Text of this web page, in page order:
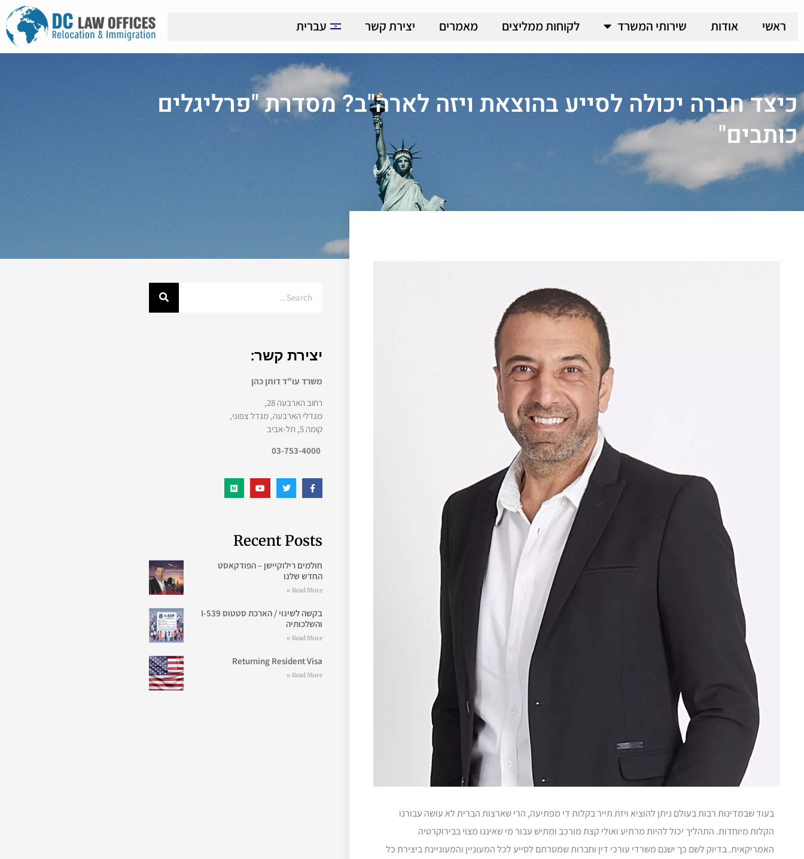
ראשי אודות שירותי המשרד לקוחות ממליצים מאמרים יצירת קשר עברית
כיצד חברה יכולה לסייע בהוצאת ויזה לארה"ב? מסדרת "פרליגלים
כותבים"
בעוד שבמדינות רבות בעולם ניתן להוציא ויזת תייר בקלות די מפתיעה, הרי שארצות הברית לא עושה עבורנו
הקלות מיוחדות. התהליך יכול להיות מרתיע ואולי קצת מורכב ומתיש עבור מי שאיננו מצוי בבירוקרטיה
האמריקאית. בדיוק לשם כך ישנם משרדי עורכי דין וחברות שמטרתם לסייע לכל המעוניין והמעוניינת ביצירת כל
יצירת קשר:
משרד עו"ד דותן כהן
רחוב הארבעה 28,
מגדלי הארבעה, מגדל צפוני,
קומה 5, תל-אביב
Recent Posts
חולמים רילוקיישן – הפודקאסט
החדש שלנו
Read More »
בקשה לשינוי / הארכת סטטוס I-539
והשלכותיה
Read More »
Returning Resident Visa
Read More »